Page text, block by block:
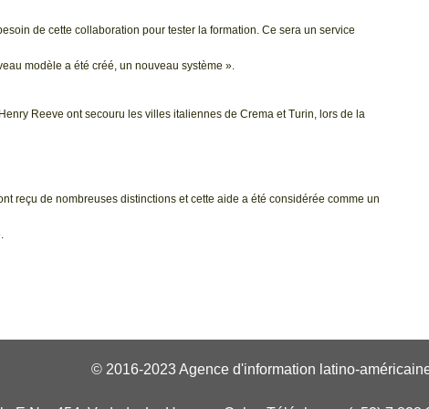
de cette collaboration pour tester la formation. Ce sera un service
modèle a été créé, un nouveau système ».
Reeve ont secouru les villes italiennes de Crema et Turin, lors de la
reçu de nombreuses distinctions et cette aide a été considérée comme un
© 2016-2023 Agence d'information latino-